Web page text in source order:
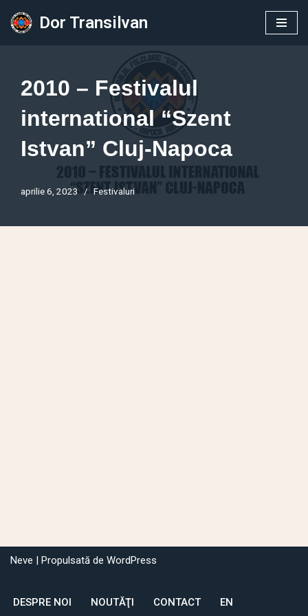
Sari
Dor Transilvan
2010 – Festivalul
international “Szent
Istvan” Cluj-Napoca
aprilie 6, 2023 Festivaluri
Neve | Propulsată de WordPress
DESPRE NOI NOUTĂŢI CONTACT EN